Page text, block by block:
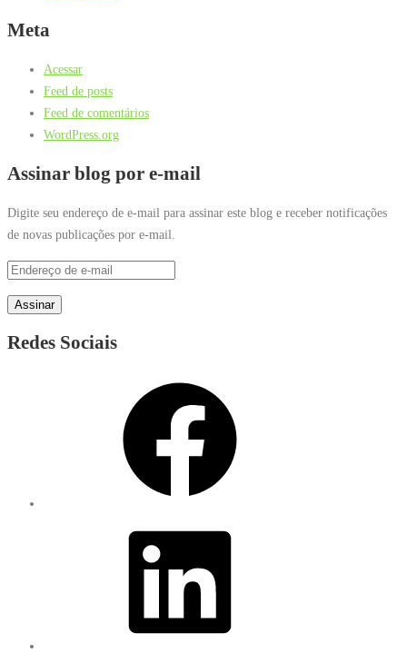
Meta
Acessar
Feed de posts
Feed de comentários
WordPress.org
Assinar blog por e-mail
Digite seu endereço de e-mail para assinar este blog e receber notificações
de novas publicações por e-mail.
Endereço
e-
mail
Assinar
Redes Sociais